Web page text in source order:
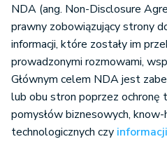
NDA (ang. Non-Disclosure
prawny zobowiązujący strony
informacji, które zostały im
prowadzonymi rozmowami,
Głównym celem NDA jest
lub obu stron poprzez ochronę
pomysłów biznesowych, know-
technologicznych czy